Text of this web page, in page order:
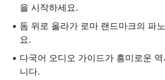
을 시작하세요.
돔 위로 올라가 로마 랜드마크의 파
요.
다국어 오디오 가이드가 흥미로운
니다.